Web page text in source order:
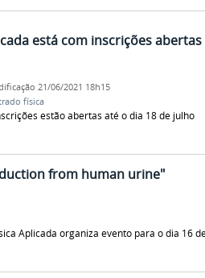
está com inscrições
21/06/2021 18h15
física
estão abertas até o dia 18 de julho
from human urine"
Aplicada organiza evento para o dia 16